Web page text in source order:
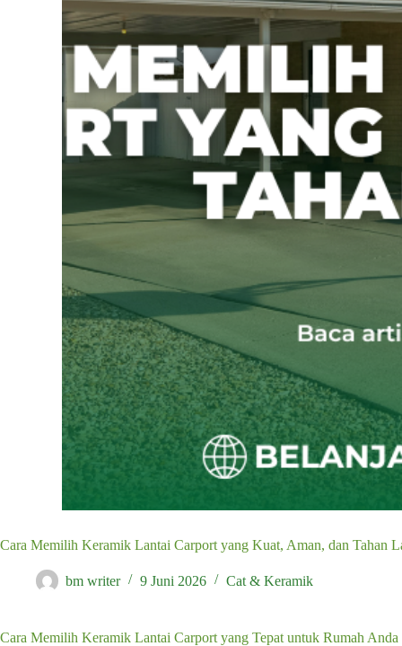
Cara Memilih Keramik Lantai Carport yang Kuat, Aman, dan Tahan
bm writer 9 Juni 2026 Cat & Keramik
Cara Memilih Keramik Lantai Carport yang Tepat untuk Rumah Anda